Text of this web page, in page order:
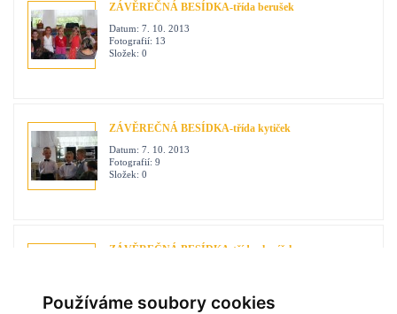
Používáme soubory cookies
ZÁVĚREČNÁ BESÍDKA-třída berušek
Datum: 7. 10. 2013
Fotografií: 13
Složek: 0
ZÁVĚREČNÁ BESÍDKA-třída kytiček
Datum: 7. 10. 2013
Fotografií: 9
Složek: 0
ZÁVĚREČNÁ BESÍDKA-třída sluníček